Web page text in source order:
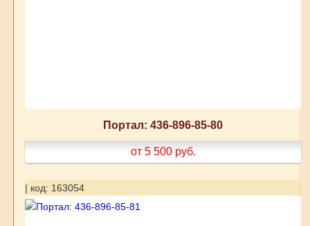
Портал: 436-896-85-80
от 5 500 руб.
| код: 163054